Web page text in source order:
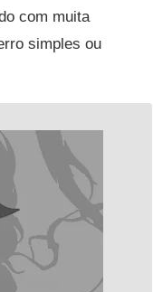
com muita
simples ou